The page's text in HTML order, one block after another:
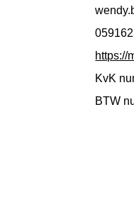
https://
KvK
BTW